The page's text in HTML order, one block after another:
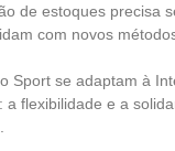
de estoques precisa
com novos
Sport se adaptam à
flexibilidade e a